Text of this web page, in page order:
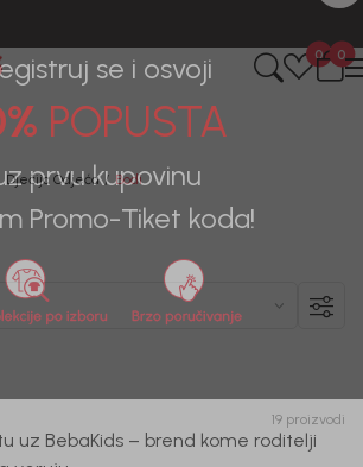
0 0
Dječija Odjeća Bodi
19 proizvodi
se i osvoji
POPUSTA
prvu kupovinu
Promo-Tiket koda!